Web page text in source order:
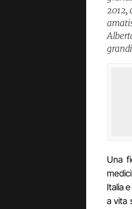
2012,
Una
Italia
a vita